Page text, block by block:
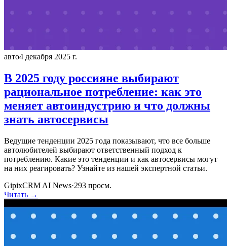
авто4 декабря 2025 г.
В 2025 году россияне выбирают
рациональное потребление: как это
меняет автоиндустрию и что должны
знать автосервисы
Ведущие тенденции 2025 года показывают, что все больше
автолюбителей выбирают ответственный подход к
потреблению. Какие это тенденции и как автосервисы могут
на них реагировать? Узнайте из нашей экспертной статьи.
GipixCRM AI News·293 просм.
Читать →